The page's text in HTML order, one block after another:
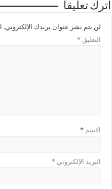
اترك تعليقاً
لن يتم نشر عنوان بريدك الإلكتروني.
التعليق*
الاسم*
البريد الإلكتروني*